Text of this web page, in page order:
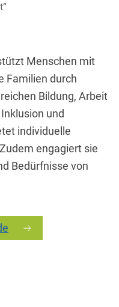
Menschen mit
Familien durch
Bildung, Arbeit
und
individuelle
engagiert sie
Bedürfnisse von